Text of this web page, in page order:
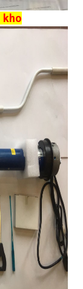
kho